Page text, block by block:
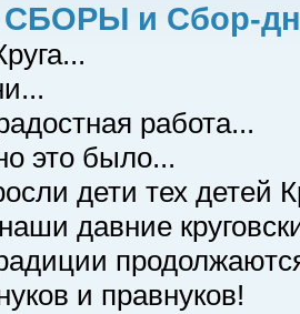
и Сбор-
работа...
это было...
дети тех детей
давние
и правнуков!